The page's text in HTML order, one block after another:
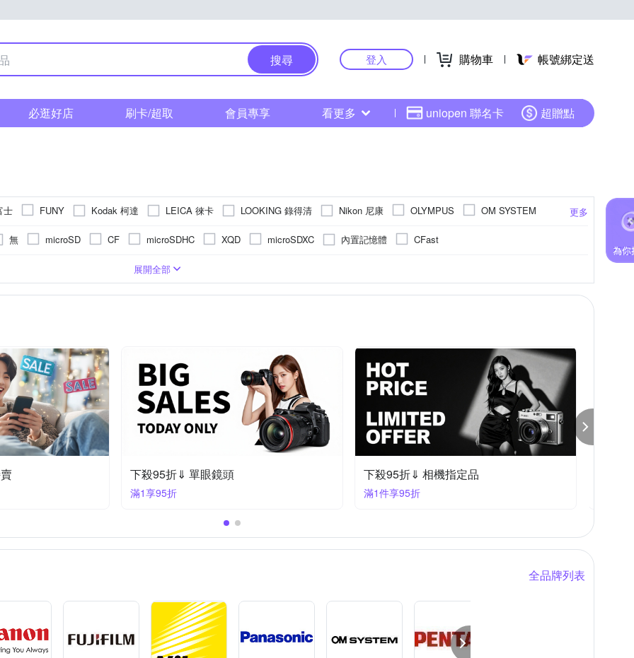
搜尋 登入 購物車 帳號綁定送
必逛好店 刷卡/超取 會員專享 看更多 uniopen 聯名卡 超贈點
更多
士 FUNY Kodak 柯達 LEICA 徠卡 LOOKING 錄得清 Nikon 尼康 OLYMPUS
OM SYSTEM
Polaroid 寶麗萊 RICOH SANRIO 三麗鷗 Sigma SONY 索尼 SAMYANG
無 microSD CF microSDHC XQD microSDXC 內置記憶體
CFast
固定式螢幕
1200萬~1600萬像素
類單眼相機(PASM功能)
1/2.3吋 CMOS 1/3.1吋 CMOS
無
1/2000秒以下
展開全部
下殺97折⇓ 單眼鏡頭 (ZG)
滿1享97折
下殺94折⇓ 單眼鏡頭 (ZG)
滿1享94折
全品牌列表